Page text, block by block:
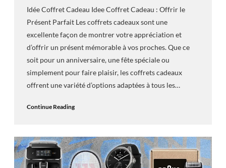
Idée Coffret Cadeau Idee Coffret Cadeau : Offrir le
Présent Parfait Les coffrets cadeaux sont une
excellente façon de montrer votre appréciation et
d’offrir un présent mémorable à vos proches. Que ce
soit pour un anniversaire, une fête spéciale ou
simplement pour faire plaisir, les coffrets cadeaux
offrent une variété d’options adaptées à tous les…
Continue Reading